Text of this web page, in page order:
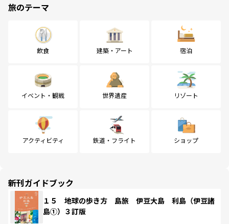
旅のテーマ
飲食 建築・アート 宿泊
イベント・観戦 世界遺産 リゾート
アクティビティ 鉄道・フライト ショップ
新刊ガイドブック
１５ 地球の歩き方 島旅 伊豆大島 利島（伊豆諸
島①）３訂版